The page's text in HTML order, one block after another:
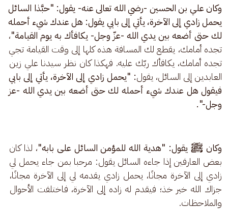
وكان علي بن الحسين -رضي الله تعالى عنه- يقول: "حبَّذا السائل
يحمل زادي إلى الآخرة، يأتي إلى بابي يقول: هل عندك شيء أحمله
لك حتى أضعه بين يدي الله -عزّ وجل- يكافأك به يوم القيامة"،
تجده أمامك، يقطع لك المسافة هذه كلها إلى وقت القيامة تجي
تجده أمامك، يكافأك ربّك عليه. فهكذا كان نظر سيدنا علي زين
العابدين إلى السائل، يقول: "يحمل زادي إلى الآخرة، يأتي إلى بابي
فيقول هل عندك شيء أحمله لك حتى أضعه بين يدي الله -عز
وجل-".
وكان ﷺ يقول: "هدية الله للمؤمن السائل على بابه"، لذا كان
بعض العارفين إذا جاءه السائل يقول: مرحبا بمن جاء يحمل لي
زادي إلى الآخرة مجانًا، يحمل زادي يقدمه لي إلى الآخرة مجانًا،
جزاك الله خير خذ؛ فيقدم له زاده إلى الآخرة، فاختلفت الأحوال
والملاحظات.